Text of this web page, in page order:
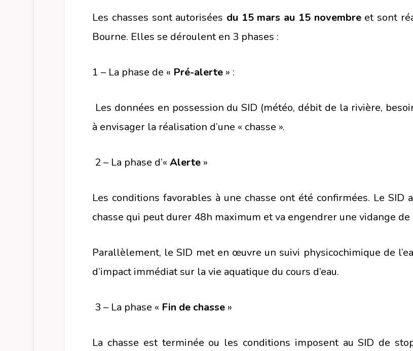
Les chasses sont autorisées du 15 mars au 15 novembreet sont
Bourne. Elles se déroulent en 3 phases :
1 – La phase de « Pré-alerte » :
Les données en possession du SID (météo, débit de la rivière,
à envisager la réalisation d’une « chasse ».
2 – La phase d’«Alerte »
Les conditions favorables à une chasse ont été confirmées. Le
chasse qui peut durer 48h maximum et va engendrer une vidange de
Parallèlement, le SID met en œuvre un suivi physicochimique de
d’impact immédiat sur la vie aquatique du cours d’eau.
3 – La phase « Fin de chasse »
La chasse est terminée ou les conditions imposent au SID de